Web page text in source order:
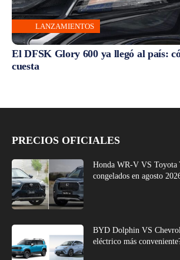
LANZAMIENTOS
El DFSK Glory 600 ya llegó al país:
cuesta
PRECIOS OFICIALES
Honda WR-V VS Toyota
congelados en agosto
BYD Dolphin VS
eléctrico más